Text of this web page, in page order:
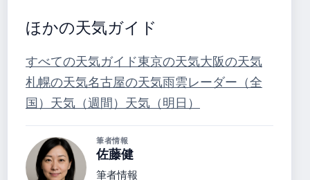
ほかの天気ガイド
すべての天気ガイド東京の天気大阪の天気
札幌の天気名古屋の天気雨雲レーダー（全
国） 天気（週間） 天気（明日）
筆者情報
佐藤健
筆者情報